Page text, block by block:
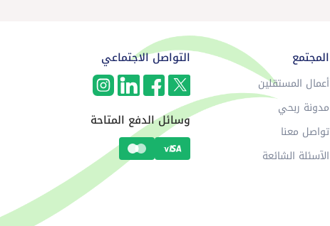
المجتمع
أعمال المستقلين
مدونة ربحي
تواصل معنا
الآسئلة الشائعة
التواصل الاجتماعي
وسائل الدفع المتاحة